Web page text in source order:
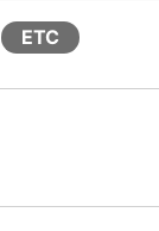
ETC